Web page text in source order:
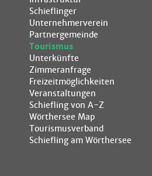
Schieflinger
Unternehmerverein
Partnergemeinde
Tourismus
Unterkünfte
Zimmeranfrage
Freizeitmöglichkeiten
Veranstaltungen
Schiefling von A-Z
Wörthersee Map
Tourismusverband
Schiefling am Wörthersee